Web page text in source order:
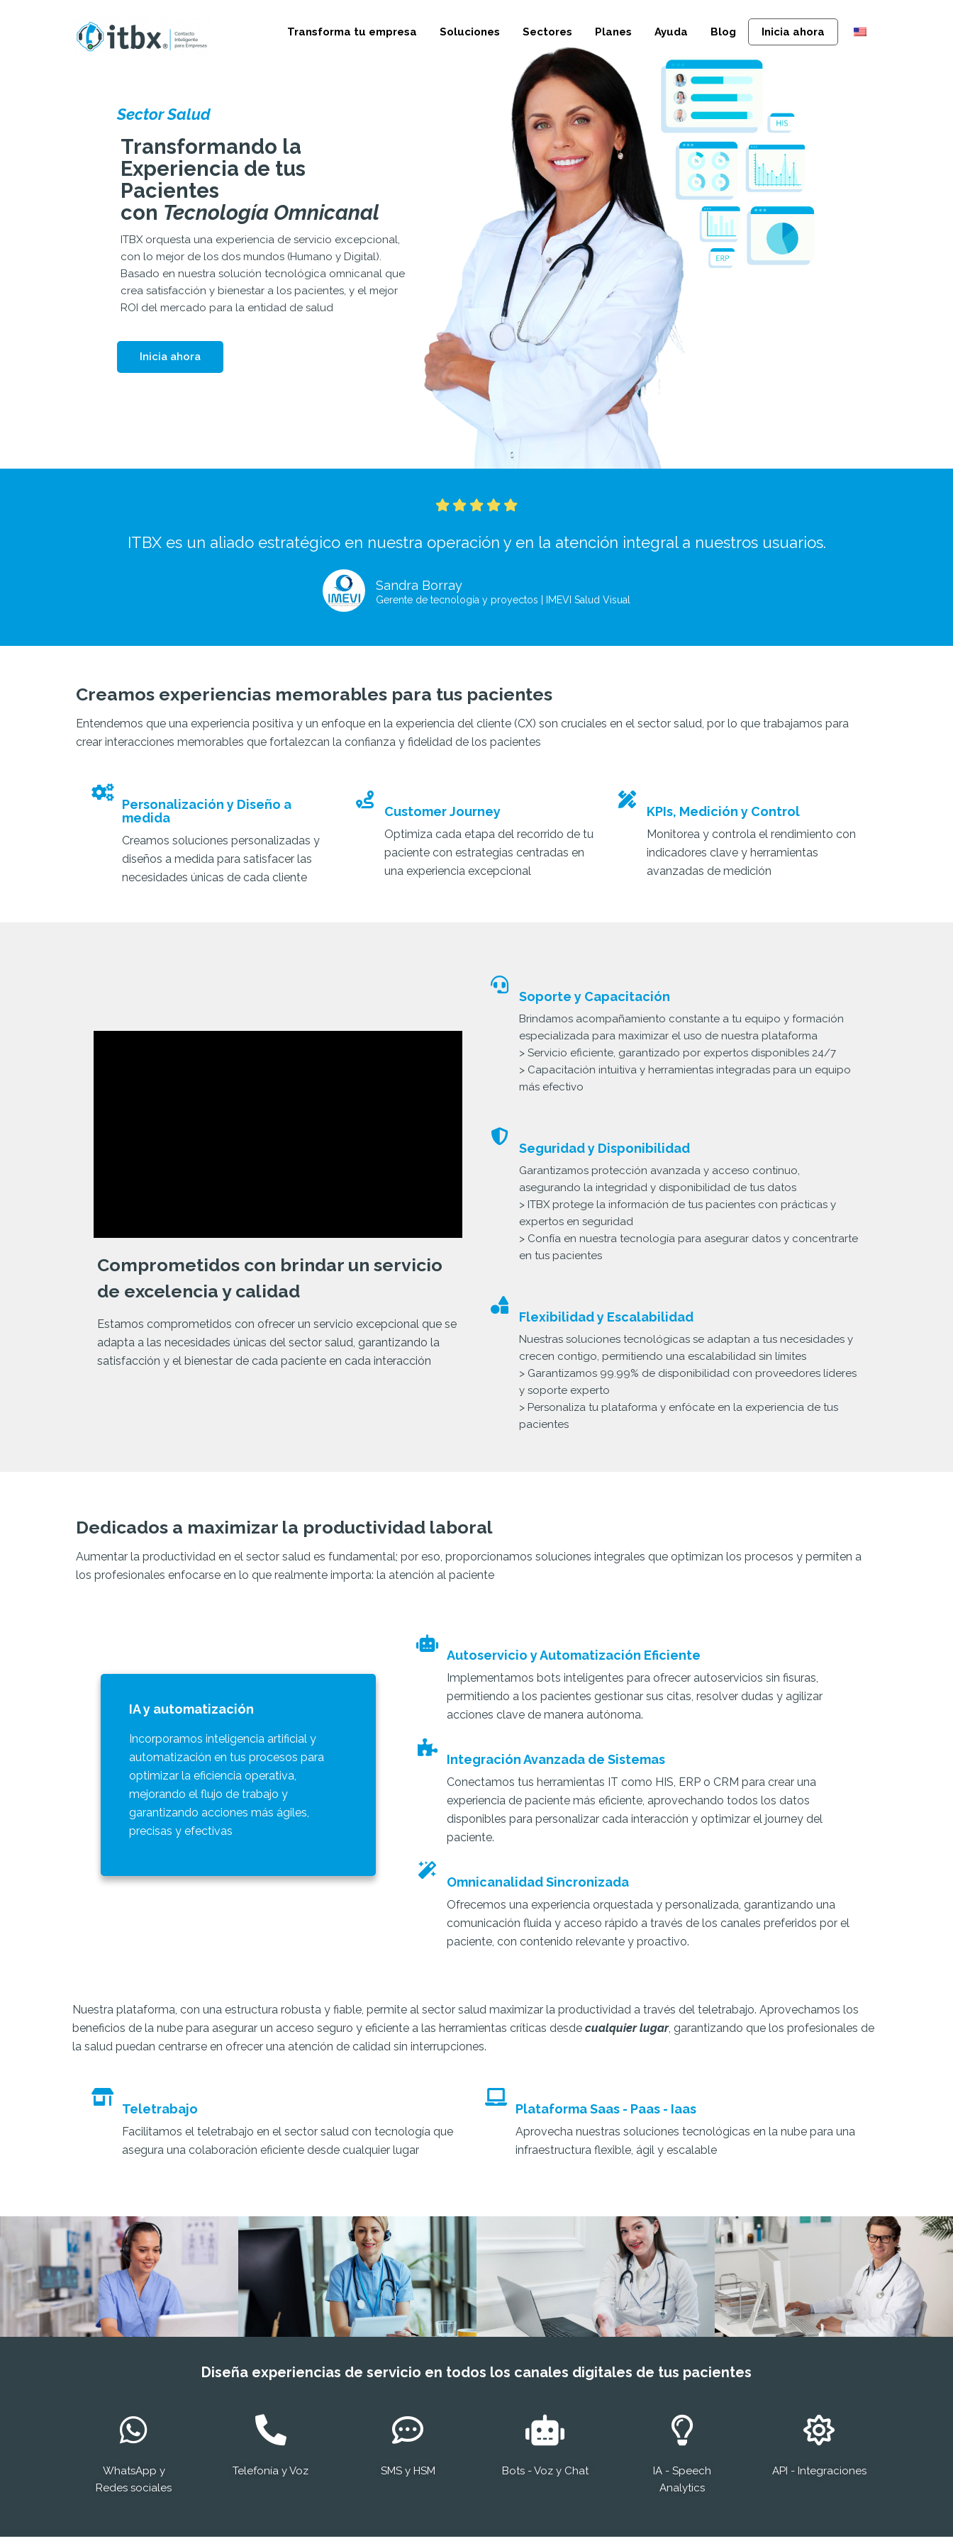
Transforma tu empresa Soluciones Sectores Planes Ayuda Blog Inicia ahora
Sector Salud
Transformando la
Experiencia de tus
Pacientes
con Tecnología Omnicanal
ITBX orquesta una experiencia de servicio excepcional,
con lo mejor de los dos mundos (Humano y Digital).
Basado en nuestra solución tecnológica omnicanal que
crea satisfacción y bienestar a los pacientes, y el mejor
ROI del mercado para la entidad de salud
Inicia ahora
ITBX es un aliado estratégico en nuestra operación y en la atención integral a nuestros usuarios.
Sandra Borray
Gerente de tecnología y proyectos | IMEVI Salud Visual
Creamos experiencias memorables para tus pacientes
Entendemos que una experiencia positiva y un enfoque en la experiencia del cliente (CX) son cruciales en el sector salud, por lo que trabajamos para
crear interacciones memorables que fortalezcan la confianza y fidelidad de los pacientes
Personalización y Diseño a
medida
Creamos soluciones personalizadas y
diseños a medida para satisfacer las
necesidades únicas de cada cliente
Customer Journey
Optimiza cada etapa del recorrido de tu
paciente con estrategias centradas en
una experiencia excepcional
KPIs, Medición y Control
Monitorea y controla el rendimiento con
indicadores clave y herramientas
avanzadas de medición
Comprometidos con brindar un servicio
de excelencia y calidad
Estamos comprometidos con ofrecer un servicio excepcional que se
adapta a las necesidades únicas del sector salud, garantizando la
satisfacción y el bienestar de cada paciente en cada interacción
Soporte y Capacitación
Brindamos acompañamiento constante a tu equipo y formación
especializada para maximizar el uso de nuestra plataforma
> Servicio eficiente, garantizado por expertos disponibles 24/7
> Capacitación intuitiva y herramientas integradas para un equipo
más efectivo
Seguridad y Disponibilidad
Garantizamos protección avanzada y acceso continuo,
asegurando la integridad y disponibilidad de tus datos
> ITBX protege la información de tus pacientes con prácticas y
expertos en seguridad
> Confía en nuestra tecnología para asegurar datos y concentrarte
en tus pacientes
Flexibilidad y Escalabilidad
Nuestras soluciones tecnológicas se adaptan a tus necesidades y
crecen contigo, permitiendo una escalabilidad sin límites
> Garantizamos 99.99% de disponibilidad con proveedores líderes
y soporte experto
> Personaliza tu plataforma y enfócate en la experiencia de tus
pacientes
Dedicados a maximizar la productividad laboral
Aumentar la productividad en el sector salud es fundamental; por eso, proporcionamos soluciones integrales que optimizan los procesos y permiten a
los profesionales enfocarse en lo que realmente importa: la atención al paciente
IA y automatización
Incorporamos inteligencia artificial y
automatización en tus procesos para
optimizar la eficiencia operativa,
mejorando el flujo de trabajo y
garantizando acciones más ágiles,
precisas y efectivas
Autoservicio y Automatización Eficiente
Implementamos bots inteligentes para ofrecer autoservicios sin fisuras,
permitiendo a los pacientes gestionar sus citas, resolver dudas y agilizar
acciones clave de manera autónoma.
Integración Avanzada de Sistemas
Conectamos tus herramientas IT como HIS, ERP o CRM para crear una
experiencia de paciente más eficiente, aprovechando todos los datos
disponibles para personalizar cada interacción y optimizar el journey del
paciente.
Omnicanalidad Sincronizada
Ofrecemos una experiencia orquestada y personalizada, garantizando una
comunicación fluida y acceso rápido a través de los canales preferidos por el
paciente, con contenido relevante y proactivo.
Nuestra plataforma, con una estructura robusta y fiable, permite al sector salud maximizar la productividad a través del teletrabajo. Aprovechamos los
beneficios de la nube para asegurar un acceso seguro y eficiente a las herramientas críticas desde cualquier lugar, garantizando que los profesionales de
la salud puedan centrarse en ofrecer una atención de calidad sin interrupciones.
Teletrabajo
Facilitamos el teletrabajo en el sector salud con tecnología que
asegura una colaboración eficiente desde cualquier lugar
Plataforma Saas - Paas - Iaas
Aprovecha nuestras soluciones tecnológicas en la nube para una
infraestructura flexible, ágil y escalable
Diseña experiencias de servicio en todos los canales digitales de tus pacientes
WhatsApp y
Redes sociales
Telefonía y Voz SMS y HSM Bots - Voz y Chat
IA - Speech
Analytics
API - Integraciones